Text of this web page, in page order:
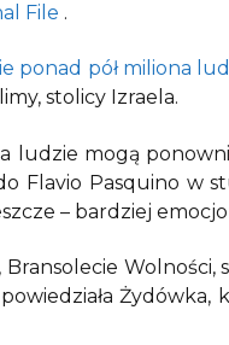
File .
ponad pół miliona
stolicy Izraela.
ludzie mogą
Flavio Pasquino w
– bardziej